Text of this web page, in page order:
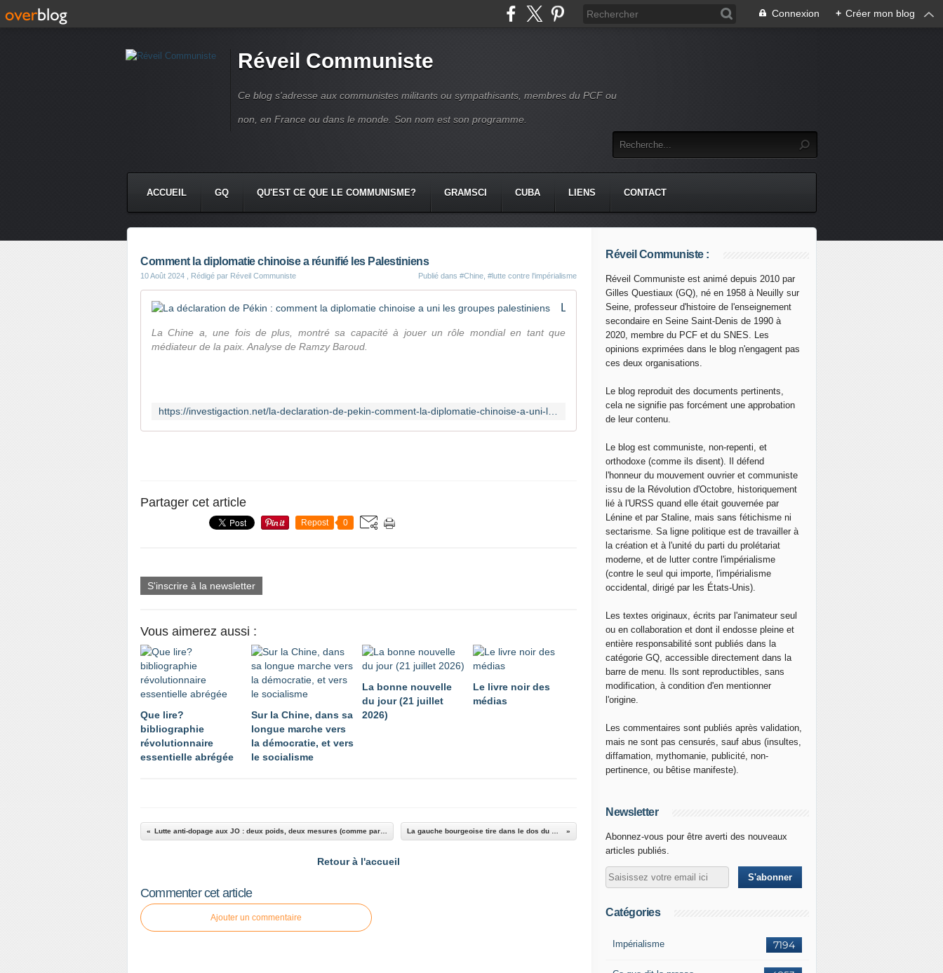
Connexion + Créer mon blog
Réveil Communiste
Ce blog s'adresse aux communistes militants ou sympathisants, membres du PCF ou
non, en France ou dans le monde. Son nom est son programme.
ACCUEIL GQ QU'EST CE QUE LE COMMUNISME? GRAMSCI CUBA LIENS CONTACT
Comment la diplomatie chinoise a réunifié les Palestiniens
10 Août 2024 , Rédigé par Réveil Communiste Publié dans #Chine #lutte contre l'impérialisme
La Chine a, une fois de plus, montré sa capacité à jouer un rôle mondial en tant que
médiateur de la paix. Analyse de Ramzy Baroud.
Partager cet article
Repost 0
S'inscrire à la newsletter
Vous aimerez aussi :
Que lire?
bibliographie
révolutionnaire
essentielle abrégée
Sur la Chine, dans sa
longue marche vers
la démocratie, et vers
le socialisme
La bonne nouvelle
du jour (21 juillet
2026)
Le livre noir des
médias
Retour à l'accueil
Commenter cet article
Ajouter un commentaire
Réveil Communiste :
Réveil Communiste est animé depuis 2010 par
Gilles Questiaux (GQ), né en 1958 à Neuilly sur
Seine, professeur d'histoire de l'enseignement
secondaire en Seine Saint-Denis de 1990 à
2020, membre du PCF et du SNES. Les
opinions exprimées dans le blog n'engagent pas
ces deux organisations.
Le blog reproduit des documents pertinents,
cela ne signifie pas forcément une approbation
de leur contenu.
Le blog est communiste, non-repenti, et
orthodoxe (comme ils disent). Il défend
l'honneur du mouvement ouvrier et communiste
issu de la Révolution d'Octobre, historiquement
lié à l'URSS quand elle était gouvernée par
Lénine et par Staline, mais sans fétichisme ni
sectarisme. Sa ligne politique est de travailler à
la création et à l'unité du parti du prolétariat
moderne, et de lutter contre l'impérialisme
(contre le seul qui importe, l'impérialisme
occidental, dirigé par les États-Unis).
Les textes originaux, écrits par l'animateur seul
ou en collaboration et dont il endosse pleine et
entière responsabilité sont publiés dans la
catégorie GQ, accessible directement dans la
barre de menu. Ils sont reproductibles, sans
modification, à condition d'en mentionner
l'origine.
Les commentaires sont publiés après validation,
mais ne sont pas censurés, sauf abus (insultes,
diffamation, mythomanie, publicité, non-
pertinence, ou bêtise manifeste).
Newsletter
Abonnez-vous pour être averti des nouveaux
articles publiés.
Catégories
7194
Impérialisme